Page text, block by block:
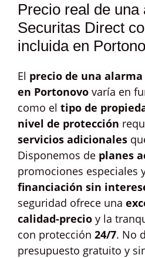
Precio real de una
Securitas Direct
incluida en
El precio de una
en Portonovo varía en
como el tipo de
nivel de protección
servicios adicionales
Disponemos de planes
promociones especiales
financiación sin
seguridad ofrece una
calidad-precio y la
con protección 24/7. No
presupuesto gratuito y